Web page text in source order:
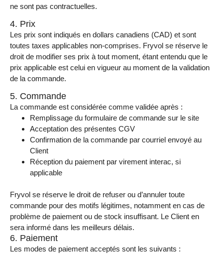
ne sont pas contractuelles.
4. Prix
Les prix sont indiqués en dollars canadiens (CAD) et sont
toutes taxes applicables non-comprises. Fryvol se réserve le
droit de modifier ses prix à tout moment, étant entendu que le
prix applicable est celui en vigueur au moment de la validation
de la commande.
5. Commande
La commande est considérée comme validée après :
Remplissage du formulaire de commande sur le site
Acceptation des présentes CGV
Confirmation de la commande par courriel envoyé au
Client
Réception du paiement par virement interac, si
applicable
Fryvol se réserve le droit de refuser ou d’annuler toute
commande pour des motifs légitimes, notamment en cas de
problème de paiement ou de stock insuffisant. Le Client en
sera informé dans les meilleurs délais.
6. Paiement
Les modes de paiement acceptés sont les suivants :